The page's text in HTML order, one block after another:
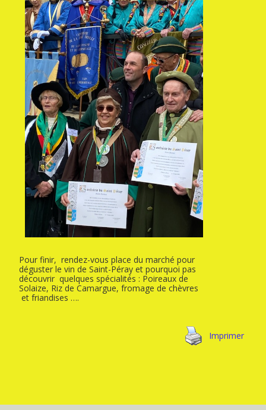
Pour finir, rendez-vous place du marché pour
déguster le vin de Saint-Péray et pourquoi pas
découvrir quelques spécialités : Poireaux de
Solaize, Riz de Camargue, fromage de chèvres
et friandises ….
Imprimer